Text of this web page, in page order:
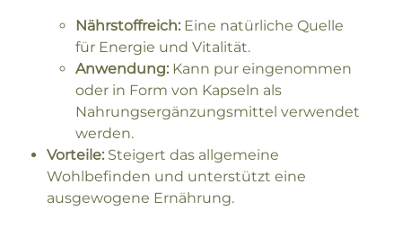
Nährstoffreich: Eine natürliche Quelle
für Energie und Vitalität.
Anwendung: Kann pur eingenommen
oder in Form von Kapseln als
Nahrungsergänzungsmittel verwendet
werden.
Vorteile: Steigert das allgemeine
Wohlbefinden und unterstützt eine
ausgewogene Ernährung.